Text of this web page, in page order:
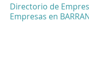
Directorio de
Empresas en